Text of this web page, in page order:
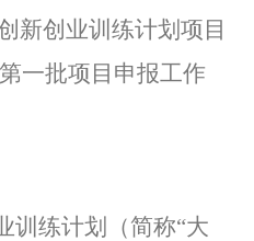
新创业训练计划项目
一批项目申报工作
训练计划（简称“大